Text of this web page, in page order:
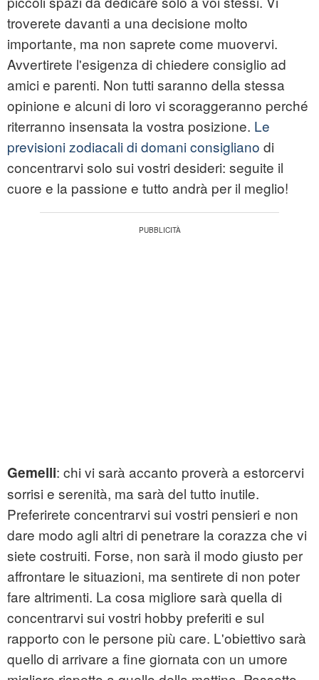
troverete davanti a una decisione molto
importante, ma non saprete come muovervi.
Avvertirete l'esigenza di chiedere consiglio ad
amici e parenti. Non tutti saranno della stessa
opinione e alcuni di loro vi scoraggeranno perché
riterranno insensata la vostra posizione. Le
previsioni zodiacali di domani consigliano di
concentrarvi solo sui vostri desideri: seguite il
cuore e la passione e tutto andrà per il meglio!
Gemelli: chi vi sarà accanto proverà a estorcervi
sorrisi e serenità, ma sarà del tutto inutile.
Preferirete concentrarvi sui vostri pensieri e non
dare modo agli altri di penetrare la corazza che vi
siete costruiti. Forse, non sarà il modo giusto per
affrontare le situazioni, ma sentirete di non poter
fare altrimenti. La cosa migliore sarà quella di
concentrarvi sui vostri hobby preferiti e sul
rapporto con le persone più care. L'obiettivo sarà
quello di arrivare a fine giornata con un umore